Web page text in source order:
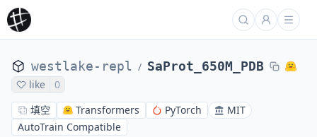
westlake-repl / SaProt_650M_PDB
like
0
填空
Transformers PyTorch
MIT
AutoTrain Compatible